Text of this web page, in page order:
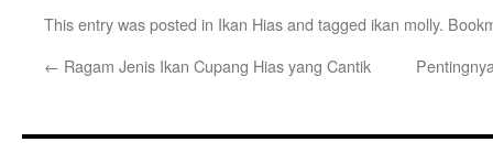
This entry was posted in Ikan Hiasand tagged ikan molly.
← Ragam Jenis Ikan Cupang Hias yang Cantik